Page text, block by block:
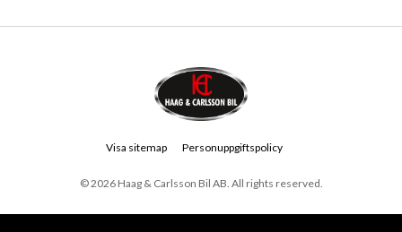
© 2026 Haag & Carlsson Bil AB. All rights reserved.
Visa sitemap Personuppgiftspolicy